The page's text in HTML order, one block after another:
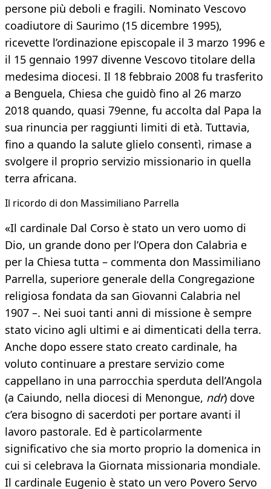
persone più deboli e fragili. Nominato Vescovo
coadiutore di Saurimo (15 dicembre 1995),
ricevette l’ordinazione episcopale il 3 marzo 1996 e
il 15 gennaio 1997 divenne Vescovo titolare della
medesima diocesi. Il 18 febbraio 2008 fu trasferito
a Benguela, Chiesa che guidò fino al 26 marzo
2018 quando, quasi 79enne, fu accolta dal Papa la
sua rinuncia per raggiunti limiti di età. Tuttavia,
fino a quando la salute glielo consentì, rimase a
svolgere il proprio servizio missionario in quella
terra africana.
Il ricordo di don Massimiliano Parrella
«Il cardinale Dal Corso è stato un vero uomo di
Dio, un grande dono per l’Opera don Calabria e
per la Chiesa tutta – commenta don Massimiliano
Parrella, superiore generale della Congregazione
religiosa fondata da san Giovanni Calabria nel
1907 –. Nei suoi tanti anni di missione è sempre
stato vicino agli ultimi e ai dimenticati della terra.
Anche dopo essere stato creato cardinale, ha
voluto continuare a prestare servizio come
cappellano in una parrocchia sperduta dell’Angola
(a Caiundo, nella diocesi di Menongue, ndr) dove
c’era bisogno di sacerdoti per portare avanti il
lavoro pastorale. Ed è particolarmente
significativo che sia morto proprio la domenica in
cui si celebrava la Giornata missionaria mondiale.
Il cardinale Eugenio è stato un vero Povero Servo